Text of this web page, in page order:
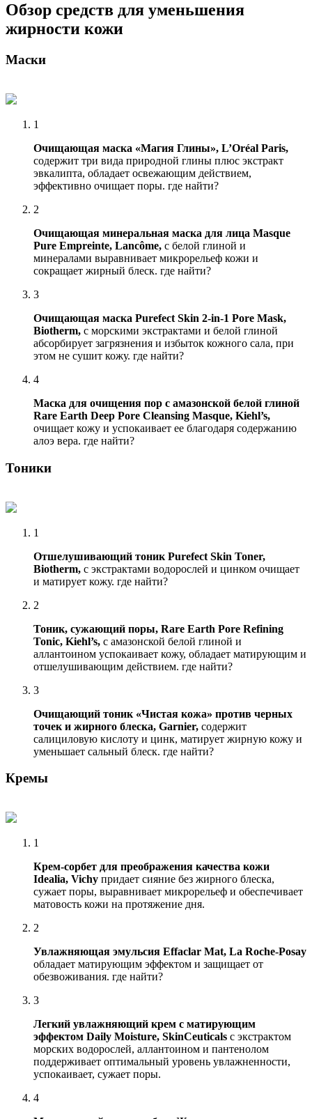
Обзор средств для уменьшения
жирности кожи
Маски
1
Очищающая маска «Магия Глины», L’Oréal Paris,
содержит три вида природной глины плюс экстракт
эвкалипта, обладает освежающим действием,
эффективно очищает поры. где найти?
2
Очищающая минеральная маска для лица Masque
Pure Empreinte, Lancôme, с белой глиной и
минералами выравнивает микрорельеф кожи и
сокращает жирный блеск. где найти?
3
Очищающая маска Purefect Skin 2-in-1 Pore Mask,
Biotherm, с морскими экстрактами и белой глиной
абсорбирует загрязнения и избыток кожного сала, при
этом не сушит кожу. где найти?
4
Маска для очищения пор с амазонской белой глиной
Rare Earth Deep Pore Cleansing Masque, Kiehl’s,
очищает кожу и успокаивает ее благодаря содержанию
алоэ вера. где найти?
Тоники
1
Отшелушивающий тоник Purefect Skin Toner,
Biotherm, с экстрактами водорослей и цинком очищает
и матирует кожу. где найти?
2
Тоник, сужающий поры, Rare Earth Pore Refining
Tonic, Kiehl’s, с амазонской белой глиной и
аллантоином успокаивает кожу, обладает матирующим и
отшелушивающим действием. где найти?
3
Очищающий тоник «Чистая кожа» против черных
точек и жирного блеска, Garnier, содержит
салициловую кислоту и цинк, матирует жирную кожу и
уменьшает сальный блеск. где найти?
Кремы
1
Крем-сорбет для преображения качества кожи
Idealia, Vichy придает сияние без жирного блеска,
сужает поры, выравнивает микрорельеф и обеспечивает
матовость кожи на протяжение дня.
2
Увлажняющая эмульсия Effaclar Mat, La Roche-Posay
обладает матирующим эффектом и защищает от
обезвоживания. где найти?
3
Легкий увлажняющий крем с матирующим
эффектом Daily Moisture, SkinCeuticals с экстрактом
морских водорослей, аллантоином и пантенолом
поддерживает оптимальный уровень увлажненности,
успокаивает, сужает поры.
4